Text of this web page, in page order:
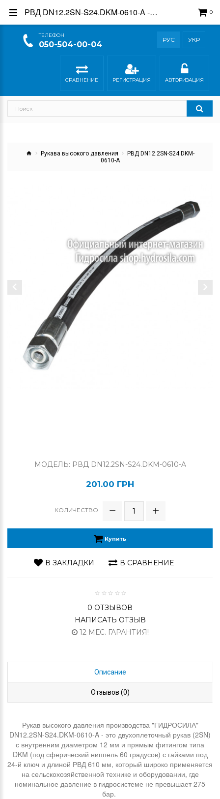
ТEЛЕФОН
050-504-00-04
РУС УКР
0
СРАВНЕНИЕ РЕГИСТРАЦИЯ АВТОРИЗАЦИЯ
Рукава высокого давления
РВД DN12.2SN-S24.DKM-
0610-A
МОДЕЛЬ: РВД DN12.2SN-S24.DKM-0610-A
201.00 ГРН
КОЛИЧЕСТВО
Купить
В ЗАКЛАДКИ В СРАВНЕНИЕ
0 ОТЗЫВОВ
НАПИСАТЬ ОТЗЫВ
12 МЕС. ГАРАНТИЯ!
Описание
Отзывов (0)
Рукав высокого давления производства "ГИДРОСИЛА"
DN12.2SN-S24.DKM-0610-A - это двухоплеточный рукав (2SN)
с внутренним диаметром 12 мм и прямым фитингом типа
DKM (под сферический ниппель 60 градусов) с гайками под
24-й ключ и длиной РВД 610 мм, который широко применяется
на сельскохозяйственной технике и оборудовании, где
номинальное давление в гидросистеме не превышает 275
бар.
РВД DN12.2SN-S24.DKM-0610-A - купить в интернет-магазине Гидросила